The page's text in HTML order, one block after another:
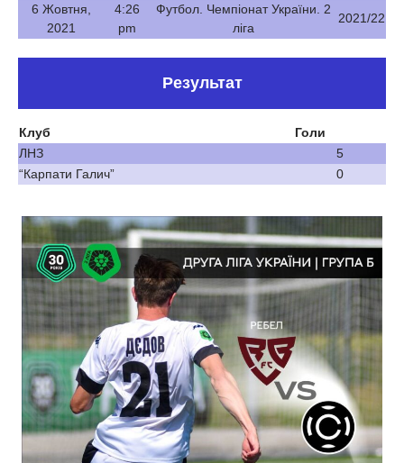
6 Жовтня,
2021
4:26
pm
Футбол. Чемпіонат України. 2
ліга
2021/22
Результат
Клуб
Голи
ЛНЗ
5
“Карпати Галич”
0